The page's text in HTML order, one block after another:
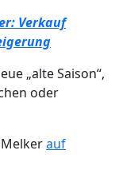
Verkauf
„alte Saison“,
oder
auf